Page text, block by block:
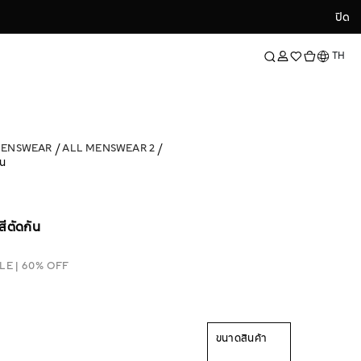
ปิด
ปิด
ภาษาTH
ALL MENSWEAR 2
ตัดกัน
| 60% OFF
ขนาดสินค้า